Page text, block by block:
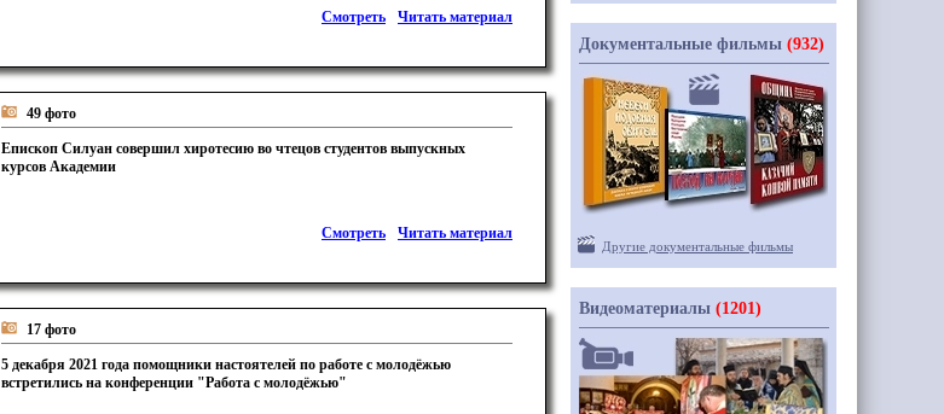
Читать материал
Смотреть
49 фото
Епископ Силуан совершил хиротесию во чтецов студентов выпускных
курсов Академии
Читать материал
Смотреть
17 фото
5 декабря 2021 года помощники настоятелей по работе с молодёжью
встретились на конференции "Работа с молодёжью"
Документальные фильмы (932)
Другие документальные фильмы
Видеоматериалы (1201)